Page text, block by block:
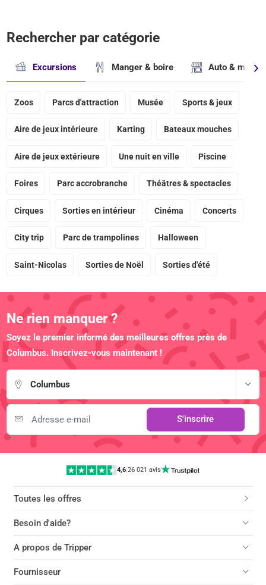
Rechercher par catégorie
Excursions Manger & boire Auto &
Zoos Parcs d'attraction Musée Sports & jeux
Aire de jeux intérieure Karting Bateaux mouches
Aire de jeux extérieure Une nuit en ville Piscine
Foires Parc accrobranche Théâtres & spectacles
Cirques Sorties en intérieur Cinéma Concerts
City trip Parc de trampolines Halloween
Saint-Nicolas Sorties de Noël Sorties d'été
Ne rien manquer ?
Soyez le premier informé des meilleures offres près de
Columbus. Inscrivez-vous maintenant !
Columbus
S'inscrire
4,6 |26 021 avis
Toutes les offres
Besoin d'aide?
A propos de Tripper
Fournisseur